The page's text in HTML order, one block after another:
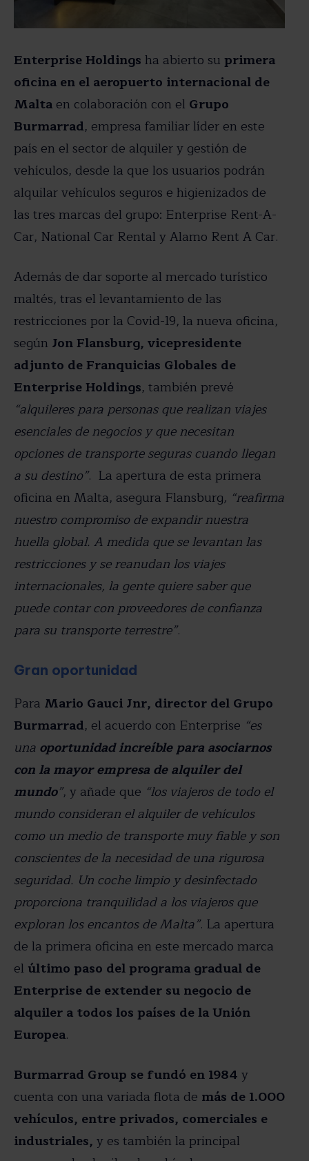
Enterprise Holdings ha abierto su primera
oficina en el aeropuerto internacional de
Malta en colaboración con el Grupo
Burmarrad, empresa familiar líder en este
país en el sector de alquiler y gestión de
vehículos, desde la que los usuarios podrán
alquilar vehículos seguros e higienizados de
las tres marcas del grupo: Enterprise Rent-A-
Car, National Car Rental y Alamo Rent A Car.
Además de dar soporte al mercado turístico
maltés, tras el levantamiento de las
restricciones por la Covid-19, la nueva oficina,
según Jon Flansburg, vicepresidente
adjunto de Franquicias Globales de
Enterprise Holdings, también prevé
“alquileres para personas que realizan viajes
esenciales de negocios y que necesitan
opciones de transporte seguras cuando llegan
a su destino”. La apertura de esta primera
oficina en Malta, asegura Flansburg, “reafirma
nuestro compromiso de expandir nuestra
huella global. A medida que se levantan las
restricciones y se reanudan los viajes
internacionales, la gente quiere saber que
puede contar con proveedores de confianza
para su transporte terrestre”.
Gran oportunidad
Para Mario Gauci Jnr, director del Grupo
Burmarrad, el acuerdo con Enterprise “es
una oportunidad increíble para asociarnos
con la mayor empresa de alquiler del
mundo”, y añade que “los viajeros de todo el
mundo consideran el alquiler de vehículos
como un medio de transporte muy fiable y son
conscientes de la necesidad de una rigurosa
seguridad. Un coche limpio y desinfectado
proporciona tranquilidad a los viajeros que
exploran los encantos de Malta”. La apertura
de la primera oficina en este mercado marca
el último paso del programa gradual de
Enterprise de extender su negocio de
alquiler a todos los países de la Unión
Europea.
Burmarrad Group se fundó en 1984 y
cuenta con una variada flota de más de 1.000
vehículos, entre privados, comerciales e
industriales, y es también la principal